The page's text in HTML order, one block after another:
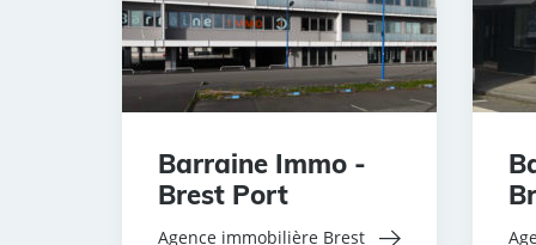
Barraine Immo -
Brest Port
Agence immobilière Brest